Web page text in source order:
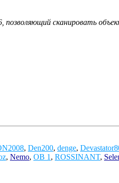
сканировать
, Den200, denge,
, Nemo, OB 1 , ROSSINANT,